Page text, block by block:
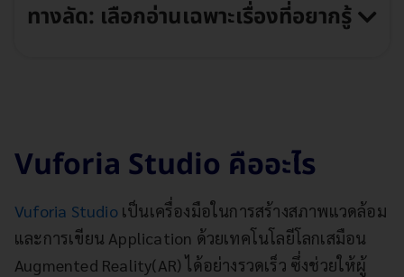
ทางลัด: เลือกอ่านเฉพาะเรื่องที่อยากรู้
Vuforia Studio คืออะไร
Vuforia Studioเป็นเครื่องมือในการสร้างสภาพแวดล้อม
และการเขียน Application ด้วยเทคโนโลยีโลกเสมือน
Augmented Reality(AR) ได้อย่างรวดเร็ว ซึ่งช่วยให้ผู้